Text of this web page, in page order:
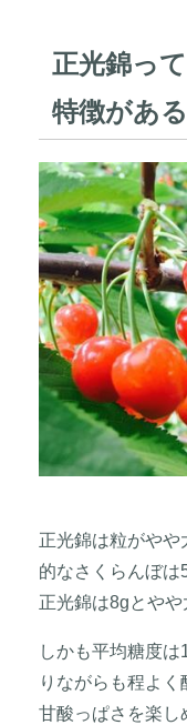
正光錦っ
特徴があ
正光錦は粒がや
的なさくらんぼは
正光錦は8gとやや
しかも平均糖度
りながらも程よ
甘酸っぱさを楽し